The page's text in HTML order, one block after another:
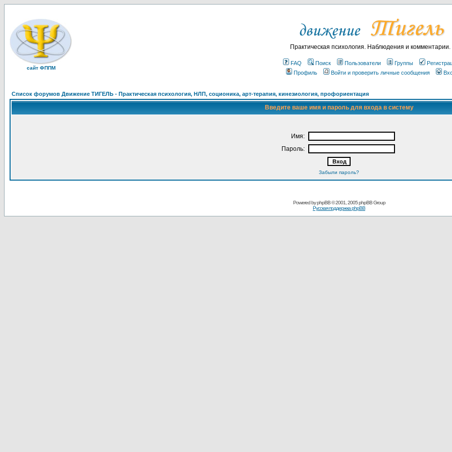
сайт ФППМ
Практическая психология. Наблюдения и комментарии.
FAQ Поиск Пользователи Группы
Профиль
Войти и проверить личные сообщения
Список форумов Движение ТИГЕЛЬ - Практическая психология, НЛП, соционика, арт-терапия, кинезиология, профориентация
Введите ваше имя и пароль для входа в систему
Имя:
Пароль:
Забыли пароль?
Powered byphpBB© 2001, 2005 phpBB Group
Русская поддержка phpBB